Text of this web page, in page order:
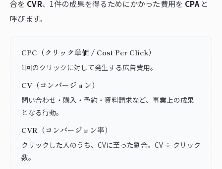
合を CVR、1件の成果を得るためにかかった費用を CPAと
呼びます。
CPC（クリック単価 / Cost Per Click）
1回のクリックに対して発生する広告費用。
CV（コンバージョン）
問い合わせ・購入・予約・資料請求など、事業上の成果
となる行動。
CVR（コンバージョン率）
クリックした人のうち、CVに至った割合。CV ÷ クリック
数。